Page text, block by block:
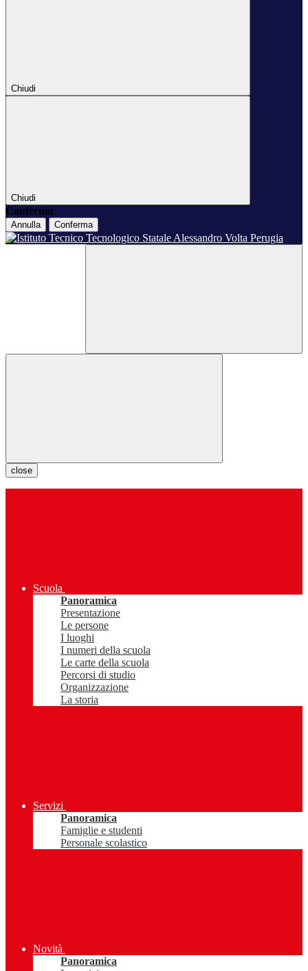
Chiudi
Chiudi
Conferma
Annulla Conferma
close
Scuola
Panoramica
Presentazione
Le persone
I luoghi
I numeri della scuola
Le carte della scuola
Percorsi di studio
Organizzazione
La storia
Servizi
Panoramica
Famiglie e studenti
Personale scolastico
Novità
Panoramica